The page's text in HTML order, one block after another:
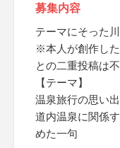
募集内容
テーマにそった
※本人が創作し
との二重投稿は
【テーマ】
温泉旅行の思い
道内温泉に関係
めた一句